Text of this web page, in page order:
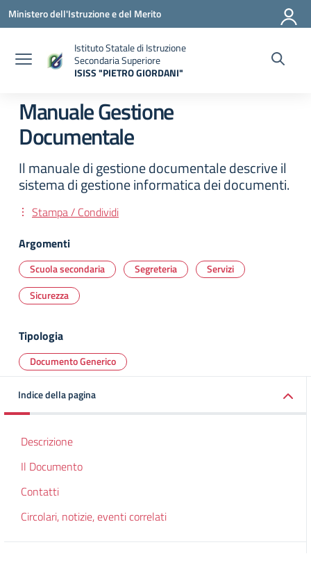
Vai ai contenuti
Vai al menu di navigazione
Vai al footer
Ministero dell'Istruzione e del Merito
Istituto Statale di Istruzione
Secondaria Superiore
ISISS "PIETRO GIORDANI"
Manuale Gestione
Documentale
Il manuale di gestione documentale descrive il
sistema di gestione informatica dei documenti.
Stampa / Condividi
Argomenti
Scuola secondaria Segreteria
Servizi
Sicurezza
Tipologia
Documento Generico
Indice della pagina
Descrizione
Il Documento
Contatti
Circolari, notizie, eventi correlati